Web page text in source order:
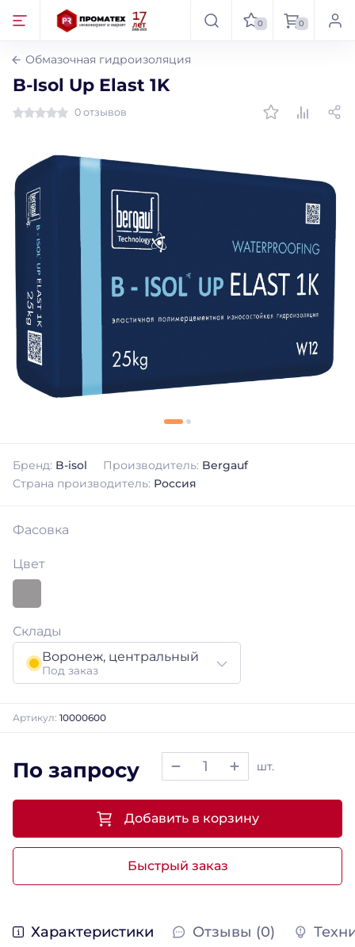
0 0
Обмазочная гидроизоляция
B-Isol Up Elast 1K
0 отзывов
Бренд: B-isol Производитель: Bergauf
Страна производитель: Россия
Фасовка
Цвет
Склады
Воронеж, центральный
Под заказ
Артикул: 10000600
По запросу шт.
Быстрый заказ
Добавить в корзину
Характеристики Отзывы (0)